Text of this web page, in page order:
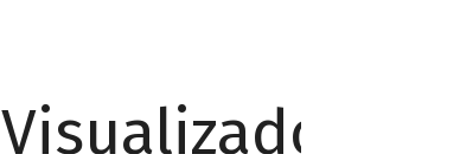
Visualizador